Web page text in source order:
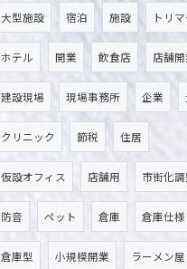
大型施設 宿泊 施設 トリ
ホテル 開業 飲食店 店舗
建設現場 現場事務所 企業
クリニック 節税 住居
仮設オフィス 店舗用 市街化
防音 ペット 倉庫 倉庫仕様
倉庫型 小規模開業 ラーメン屋